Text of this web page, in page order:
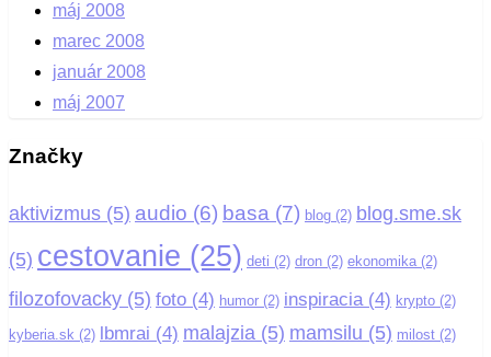
máj 2008
marec 2008
január 2008
máj 2007
Značky
aktivizmus (5) audio (6) basa (7) blog (2) blog.sme.sk
(5) cestovanie (25) deti (2) dron (2) ekonomika (2)
filozofovacky (5) foto (4) humor (2) inspiracia(4) krypto (2)
kyberia.sk (2) lbmrai (4) malajzia (5) mamsilu (5) milost (2)